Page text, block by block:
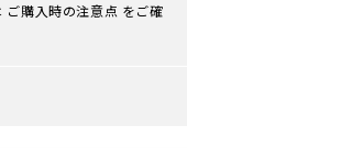
ご購入時の注意点 をご確